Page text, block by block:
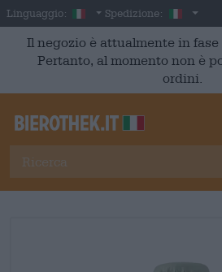
Skip to main content
Linguaggio: Italian
Spedizione: Italia
Il negozio è attualmente in
Pertanto, al momento non è
ordini.